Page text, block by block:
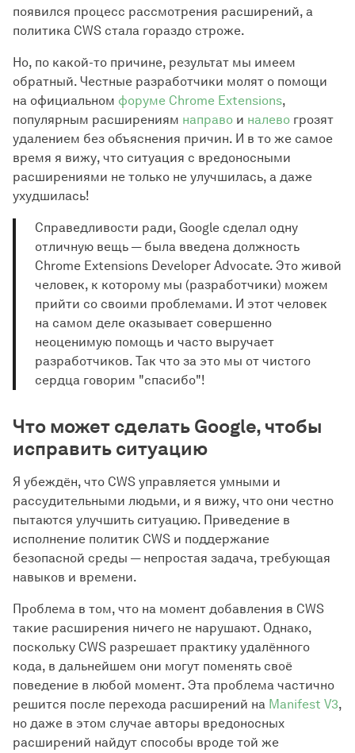
появился процесс рассмотрения расширений, а
политика CWS стала гораздо строже.
Но, по какой-то причине, результат мы имеем
обратный. Честные разработчики молят о помощи
на официальном форуме Chrome Extensions,
популярным расширениям направо и налево грозят
удалением без объяснения причин. И в то же самое
время я вижу, что ситуация с вредоносными
расширениями не только не улучшилась, а даже
ухудшилась!
Справедливости ради, Google сделал одну
отличную вещь — была введена должность
Chrome Extensions Developer Advocate. Это живой
человек, к которому мы (разработчики) можем
прийти со своими проблемами. И этот человек
на самом деле оказывает совершенно
неоценимую помощь и часто выручает
разработчиков. Так что за это мы от чистого
сердца говорим "спасибо"!
Что может сделать Google, чтобы
исправить ситуацию
Я убеждён, что CWS управляется умными и
рассудительными людьми, и я вижу, что они честно
пытаются улучшить ситуацию. Приведение в
исполнение политик CWS и поддержание
безопасной среды — непростая задача, требующая
навыков и времени.
Проблема в том, что на момент добавления в CWS
такие расширения ничего не нарушают. Однако,
поскольку CWS разрешает практику удалённого
кода, в дальнейшем они могут поменять своё
поведение в любой момент. Эта проблема частично
решится после перехода расширений на Manifest V3,
но даже в этом случае авторы вредоносных
расширений найдут способы вроде той же